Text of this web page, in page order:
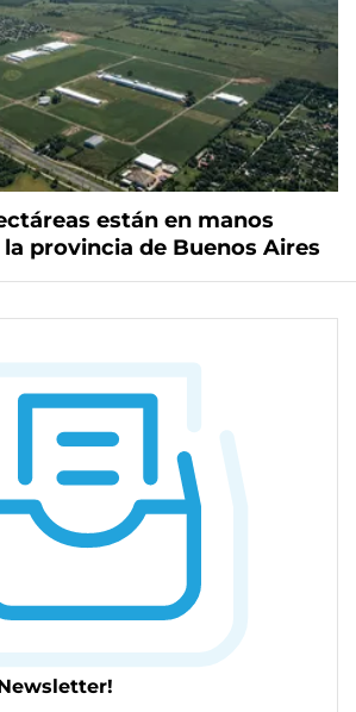
están en manos
provincia de Buenos Aires